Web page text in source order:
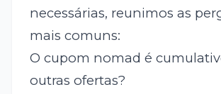
necessárias, reunimos as
mais comuns:
O cupom nomad é
outras ofertas?